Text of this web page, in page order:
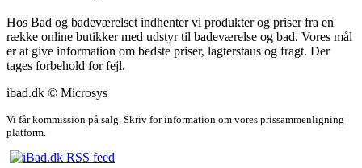
Hos Bad og badeværelset indhenter vi produkter og priser fra en
række online butikker med udstyr til badeværelse og bad. Vores mål
er at give information om bedste priser, lagterstaus og fragt. Der
tages forbehold for fejl.
ibad.dk © Microsys
Vi får kommission på salg. Skriv for information om vores prissammenligning
platform.